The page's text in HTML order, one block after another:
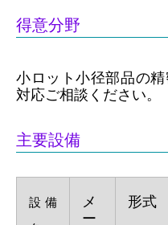
得意分野
小ロット小径部品の
対応ご相談ください。
主要設備
設備
メ
ー
形式